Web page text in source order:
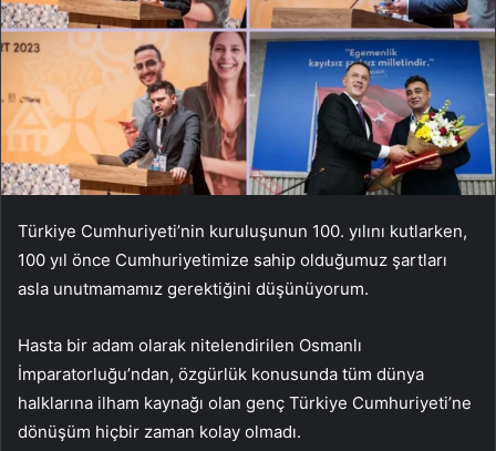
Türkiye Cumhuriyeti’nin kuruluşunun 100. yılını kutlarken,
100 yıl önce Cumhuriyetimize sahip olduğumuz şartları
asla unutmamamız gerektiğini düşünüyorum.
Hasta bir adam olarak nitelendirilen Osmanlı
İmparatorluğu’ndan, özgürlük konusunda tüm dünya
halklarına ilham kaynağı olan genç Türkiye Cumhuriyeti’ne
dönüşüm hiçbir zaman kolay olmadı.